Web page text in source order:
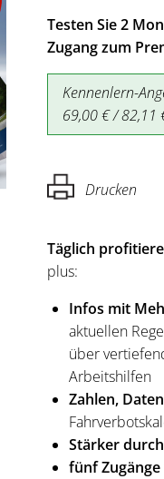
Testen Sie 2
Zugang zum
Kennenlern-
69,00 € / 82,11
Drucken
Täglich
plus:
Infos mit
aktuellen
über
Arbeitshilfen
Zahlen,
Stärker
fünf Zugänge